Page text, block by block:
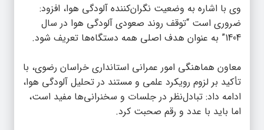
️وی با اشاره به وضعیت نگران‌کننده آلودگی هوا، افزود:
ضروری است “توقف روند صعودی آلودگی هوا در سال
1404” به عنوان هدف اصلی همه دستگاه‌ها تعریف شود. ️
معاون هماهنگی امور عمرانی استانداری خراسان رضوی، با
تأکید بر لزوم رویکرد علمی و مستند در تحلیل آلودگی هوا،
ادامه داد: تبادل‌نظر در جلسات و سخنرانی‌ها مفید است،
اما باید با عدد و رقم صحبت کرد.